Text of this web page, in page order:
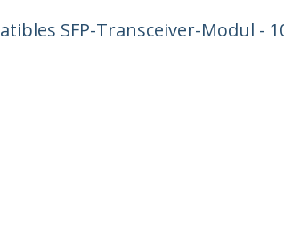
SFP-Transceiver-Modul